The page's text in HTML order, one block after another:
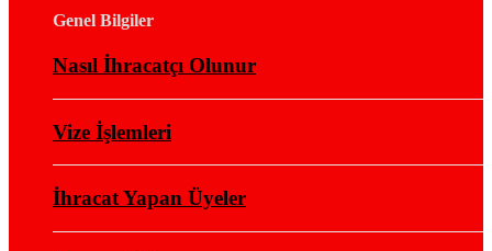
Genel Bilgiler
Nasıl İhracatçı Olunur
Vize İşlemleri
İhracat Yapan Üyeler